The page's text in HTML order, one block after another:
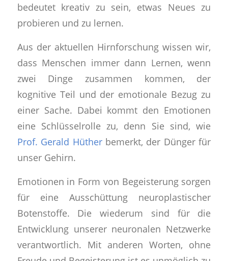
bedeutet kreativ zu sein, etwas Neues zu
probieren und zu lernen.
Aus der aktuellen Hirnforschung wissen wir,
dass Menschen immer dann Lernen, wenn
zwei Dinge zusammen kommen, der
kognitive Teil und der emotionale Bezug zu
einer Sache. Dabei kommt den Emotionen
eine Schlüsselrolle zu, denn Sie sind, wie
Prof. Gerald Hütherbemerkt, der Dünger für
unser Gehirn.
Emotionen in Form von Begeisterung sorgen
für eine Ausschüttung neuroplastischer
Botenstoffe. Die wiederum sind für die
Entwicklung unserer neuronalen Netzwerke
verantwortlich. Mit anderen Worten, ohne